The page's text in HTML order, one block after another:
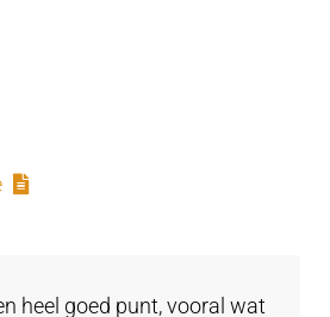
heel goed punt, vooral wat